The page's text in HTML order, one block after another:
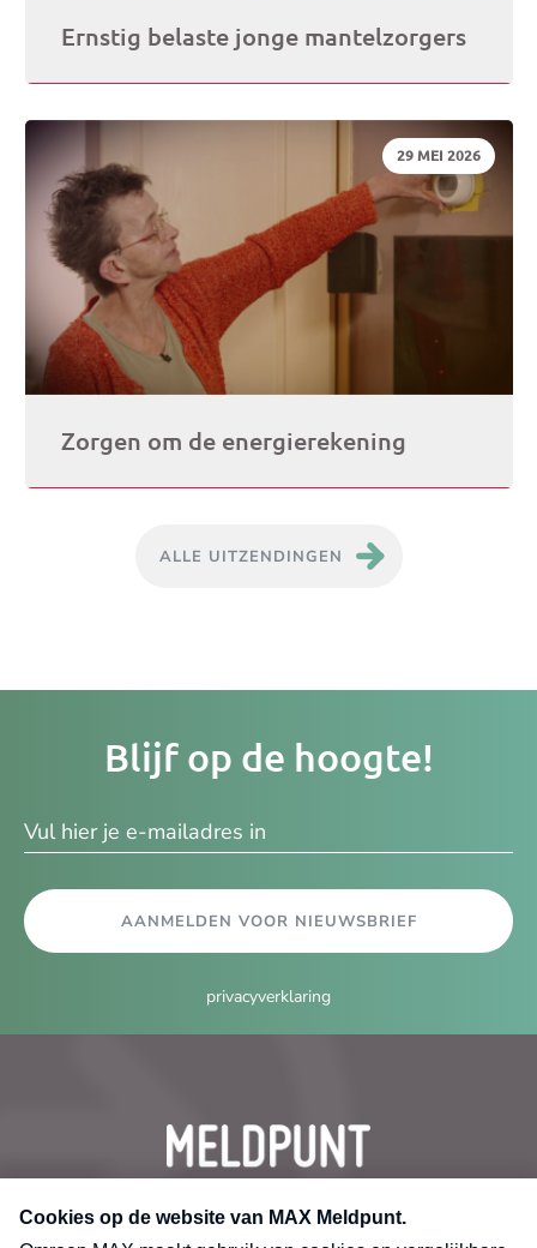
Ernstig belaste jonge mantelzorgers
DATUM:
29 MEI 2026
Zorgen om de energierekening
ALLE UITZENDINGEN
Blijf op de hoogte!
AANMELDEN VOOR NIEUWSBRIEF
privacyverklaring